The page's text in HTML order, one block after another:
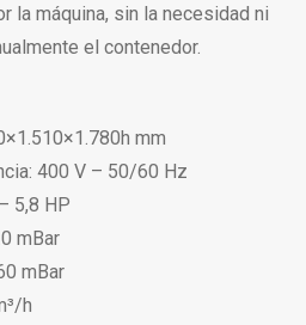
la máquina, sin la necesidad ni
el contenedor.
mm
400 V – 50/60 Hz
5,8 HP
mBar
mBar
h